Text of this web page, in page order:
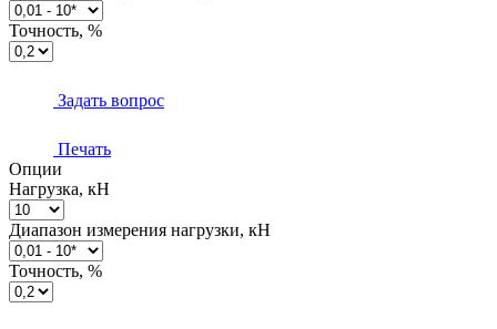
Точность, %
Задать вопрос
Печать
Опции
Нагрузка, кН
Диапазон измерения нагрузки, кН
Точность, %